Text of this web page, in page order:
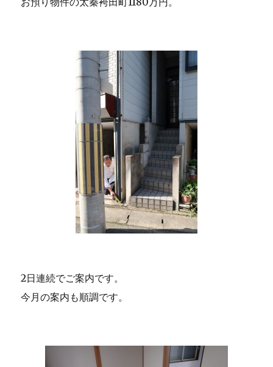
2日連続でご案内です。
今月の案内も順調です。